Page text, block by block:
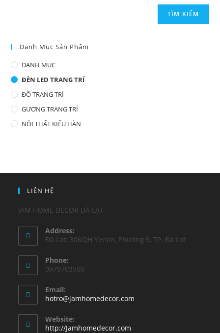
TÌM KIẾM
Danh Mục Sản Phẩm
DANH MỤC
ĐÈN LED TRANG TRÍ
ĐỒ TRANG TRÍ
GƯƠNG TRANG TRÍ
NỘI THẤT KIỂU HÀN
LIÊN HỆ
JAM HOME DECOR ĐÀ LẠT
Address:
Đà Lạt: 30KQH Yersin, Phường 9, TP. Đà Lạt
Phone:
0979703500
Email:
hotro@jamhomedecor.com
Website:
http://Jamhomedecor.com